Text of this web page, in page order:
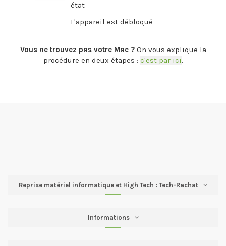
état
L'appareil est débloqué
Vous ne trouvez pas votre Mac ?On vous explique la
procédure en deux étapes : c'est par ici.
Reprise matériel informatique et High Tech : Tech-Rachat
Informations